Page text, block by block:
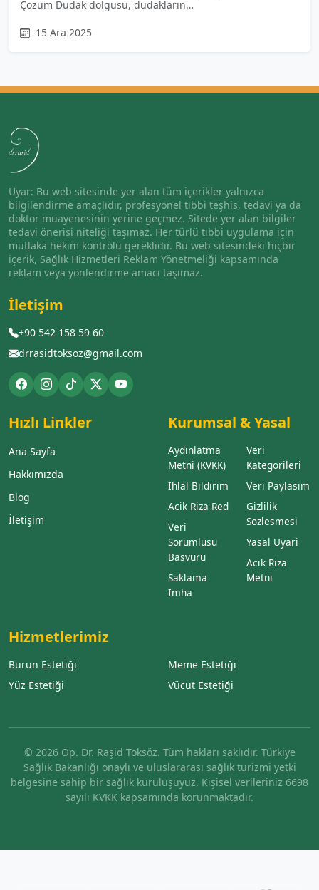
Çözüm Dudak dolgusu, dudakların…
15 Ara 2025
Uyar: Bu web sitesinde yer alan tüm içerikler yalnızca
bilgilendirme amaçlıdır, profesyonel tıbbi teşhis, tedavi ya da
doktor muayenesinin yerine geçmez. Sitede yer alan bilgiler
tedavi önerisi niteliği taşımaz. Her türlü tıbbi uygulama için
mutlaka hekim kontrolü gereklidir. Bu web sitesindeki hiçbir
içerik, Sağlık Hizmetleri Reklam Yönetmeliği kapsamında
reklam veya yönlendirme amacı taşımaz.
İletişim
+90 542 158 59 60
drrasidtoksoz@gmail.com
Hızlı Linkler
Ana Sayfa
Hakkımızda
Blog
İletişim
Kurumsal & Yasal
Aydınlatma
Metni (KVKK)
Ihlal Bildirim
Acik Riza Red
Veri
Sorumlusu
Basvuru
Saklama
Imha
Veri
Kategorileri
Veri Paylasim
Gizlilik
Sozlesmesi
Yasal Uyari
Acik Riza
Metni
Hizmetlerimiz
Burun Estetiği
Meme Estetiği
Yüz Estetiği
Vücut Estetiği
© 2026 Op. Dr. Raşid Toksöz. Tüm hakları saklıdır. Türkiye
Sağlık Bakanlığı onaylı ve uluslararası sağlık turizmi yetki
belgesine sahip bir sağlık kuruluşuyuz. Kişisel verileriniz 6698
sayılı KVKK kapsamında korunmaktadır.